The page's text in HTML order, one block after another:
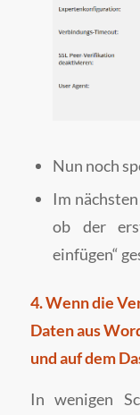
Nun noch
Im
ob der
einfügen“
4. Wenn die
Daten aus
und auf dem
In wenigen